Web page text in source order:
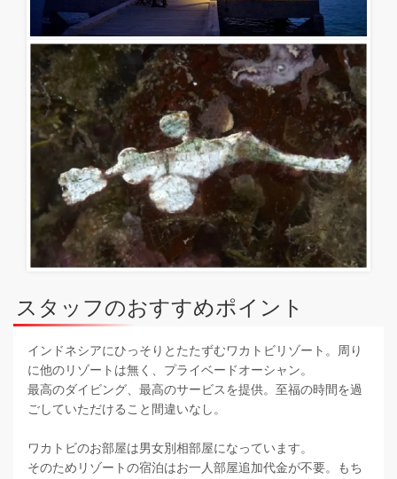
スタッフのおすすめポイント
インドネシアにひっそりとたたずむワカトビリゾート。周り
に他のリゾートは無く、プライベードオーシャン。
最高のダイビング、最高のサービスを提供。至福の時間を過
ごしていただけること間違いなし。
ワカトビのお部屋は男女別相部屋になっています。
そのためリゾートの宿泊はお一人部屋追加代金が不要。もち